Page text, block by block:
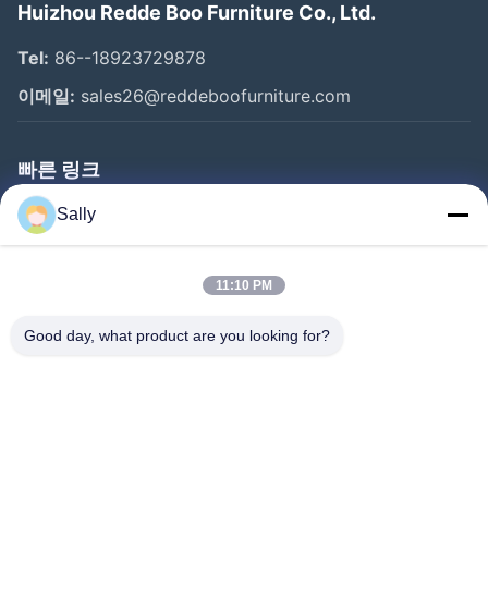
Huizhou Redde Boo Furniture Co., Ltd.
Tel: 86--18923729878
이메일: sales26@reddeboofurniture.com
빠른 링크
홈
제품 소개
회사 소개
Sally
11:10 PM
Good day, what product are you looking for?